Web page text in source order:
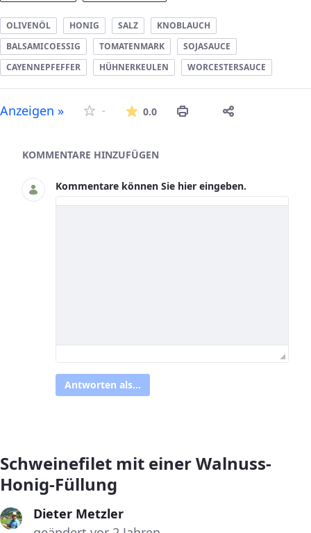
OLIVENÖL HONIG SALZ
KNOBLAUCH
BALSAMICOESSIG
TOMATENMARK
SOJASAUCE
CAYENNEPFEFFER
HÜHNERKEULEN WORCESTERSAUCE
Anzeigen » - 0.0Die durchschnittliche
Asset-Herausgeber
KOMMENTARE HINZUFÜGEN
Kommentare können Sie hier eingeben.
Antworten als...
Schweinefilet mit einer Walnuss-
Honig-Füllung
Dieter Metzler